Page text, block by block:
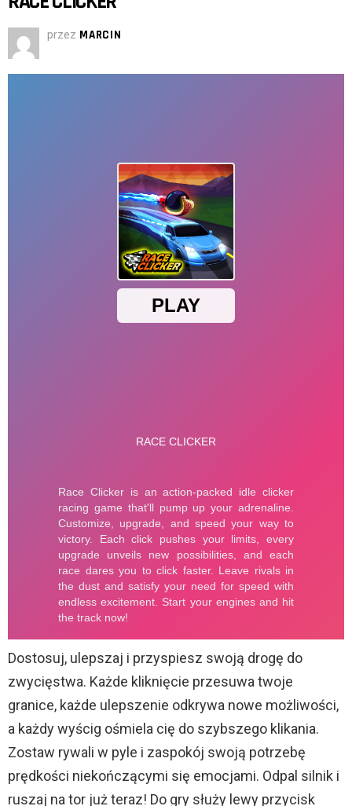
przez MARCIN
Dostosuj, ulepszaj i przyspiesz swoją drogę do
zwycięstwa. Każde kliknięcie przesuwa twoje
granice, każde ulepszenie odkrywa nowe możliwości,
a każdy wyścig ośmiela cię do szybszego klikania.
Zostaw rywali w pyle i zaspokój swoją potrzebę
prędkości niekończącymi się emocjami. Odpal silnik i
ruszaj na tor już teraz! Do gry służy lewy przycisk